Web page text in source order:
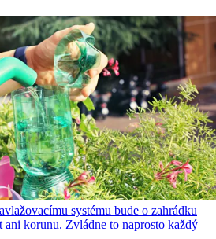
systému bude o zahrádku
ani korunu. Zvládne to naprosto každý